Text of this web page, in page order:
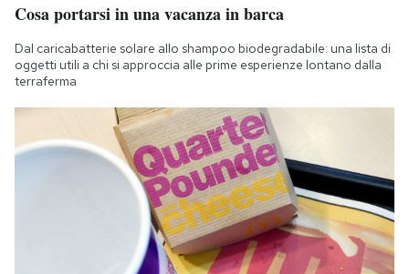
Cosa portarsi in una vacanza in barca
Dal caricabatterie solare allo shampoo biodegradabile: una lista di
oggetti utili a chi si approccia alle prime esperienze lontano dalla
terraferma